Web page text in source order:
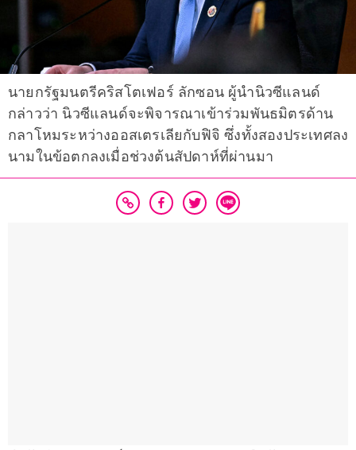
นายกรัฐมนตรีคริสโตเฟอร์ ลักซอน ผู้นำนิวซีแลนด์
กล่าวว่า นิวซีแลนด์จะพิจารณาเข้าร่วมพันธมิตรด้าน
กลาโหมระหว่างออสเตรเลียกับฟิจิ ซึ่งทั้งสองประเทศลง
นามในข้อตกลงเมื่อช่วงต้นสัปดาห์ที่ผ่านมา